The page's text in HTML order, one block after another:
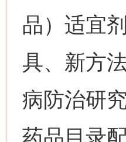
品）适宜
具、新方
病防治研
药品目录